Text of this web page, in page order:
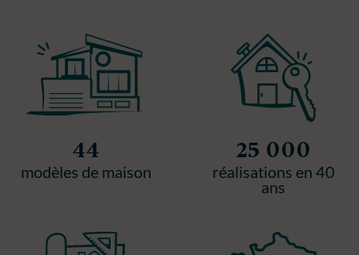
44
modèles de maison
25 000
réalisations en 40
ans